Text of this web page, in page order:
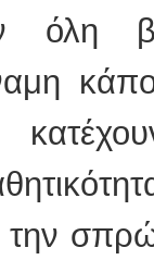
όλη
την